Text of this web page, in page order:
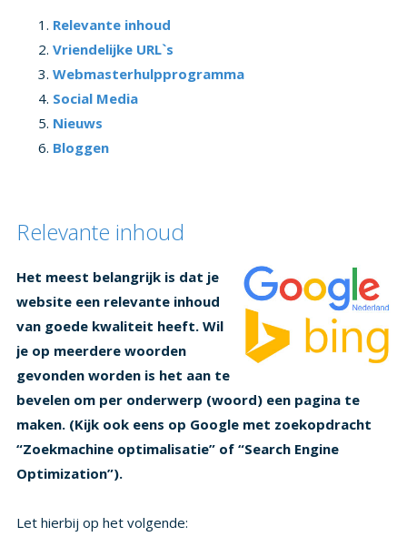
Relevante inhoud
Vriendelijke URL`s
Webmasterhulpprogramma
Social Media
Nieuws
Bloggen
Relevante inhoud
Het meest belangrijk is dat je
website een relevante inhoud
van goede kwaliteit heeft. Wil
je op meerdere woorden
gevonden worden is het aan te
bevelen om per onderwerp (woord) een pagina te
maken. (Kijk ook eens op Google met zoekopdracht
“Zoekmachine optimalisatie” of “Search Engine
Optimization”).
Let hierbij op het volgende: